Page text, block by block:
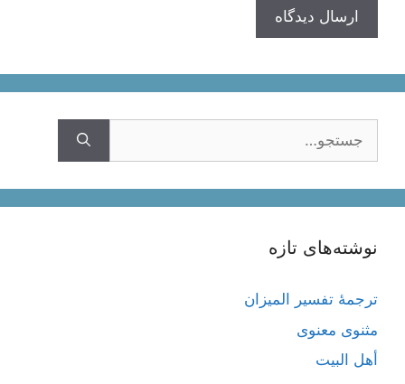
نوشته‌های تازه
ترجمۀ تفسیر المیزان
مثنوی معنوی
أهل البيت